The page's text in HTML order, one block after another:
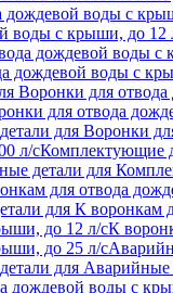
дождевой воды с
воды с крыши, до 12
дождевой воды с
дождевой воды с
Воронки для
для отвода
для Воронки
л/сКомплектующие
детали для
для отвода
для К воронкам
до 12 л/сК
до 25 л/с
для
дождевой воды с